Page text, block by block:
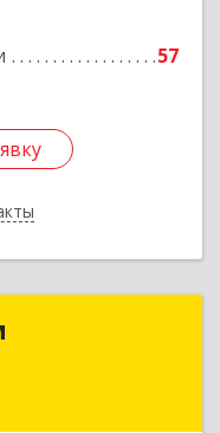
57
Вадим